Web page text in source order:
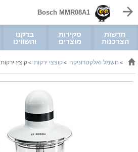
Bosch MMR08A1
חדשות
הצרכנות
סקירות
מוצרים
בדקנו
והשווינו
> חשמל ואלקטרוניקה >קוצצי ירקות >קוצץ ירקות Bosch MMR08A1 בוש